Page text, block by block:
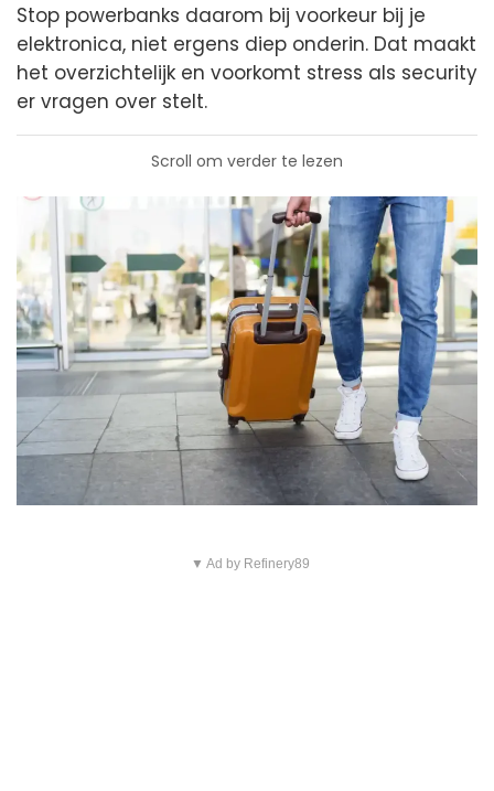
Stop powerbanks daarom bij voorkeur bij je
elektronica, niet ergens diep onderin. Dat maakt
het overzichtelijk en voorkomt stress als security
er vragen over stelt.
Scroll om verder te lezen
▼ Ad by Refinery89